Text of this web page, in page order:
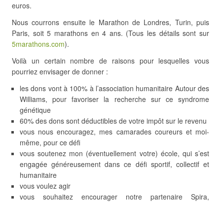
euros.
Nous courrons ensuite le Marathon de Londres, Turin, puis
Paris, soit 5 marathons en 4 ans. (Tous les détails sont sur
5marathons.com).
Voilà un certain nombre de raisons pour lesquelles vous
pourriez envisager de donner :
les dons vont à 100% à l’association humanitaire Autour des
Williams, pour favoriser la recherche sur ce syndrome
génétique
60% des dons sont déductibles de votre impôt sur le revenu
vous nous encouragez, mes camarades coureurs et moi-
même, pour ce défi
vous soutenez mon (éventuellement votre) école, qui s’est
engagée généreusement dans ce défi sportif, collectif et
humanitaire
vous voulez agir
vous souhaitez encourager notre partenaire Spira,